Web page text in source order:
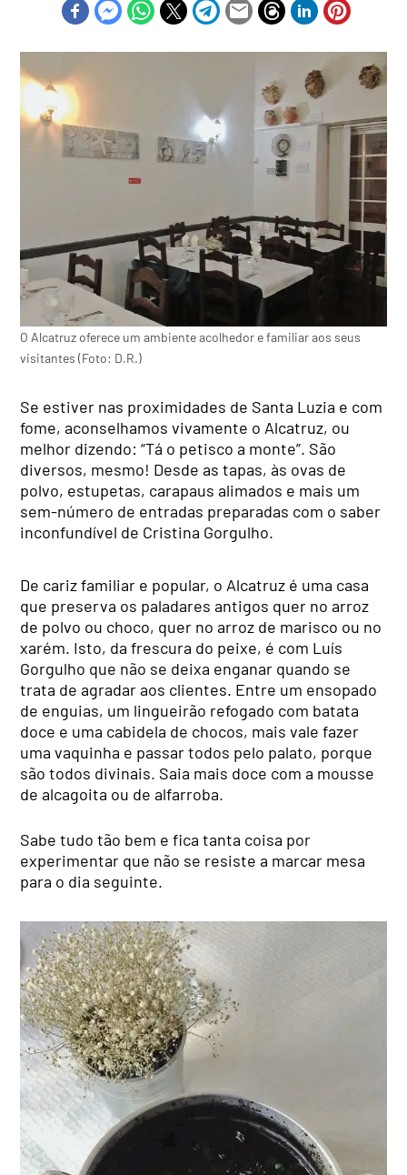
O Alcatruz oferece um ambiente acolhedor e familiar aos seus
visitantes (Foto: D.R.)
Se estiver nas proximidades de Santa Luzia e com
fome, aconselhamos vivamente o Alcatruz, ou
melhor dizendo: “Tá o petisco a monte”. São
diversos, mesmo! Desde as tapas, às ovas de
polvo, estupetas, carapaus alimados e mais um
sem-número de entradas preparadas com o saber
inconfundível de Cristina Gorgulho.
De cariz familiar e popular, o Alcatruz é uma casa
que preserva os paladares antigos quer no arroz
de polvo ou choco, quer no arroz de marisco ou no
xarém. Isto, da frescura do peixe, é com Luís
Gorgulho que não se deixa enganar quando se
trata de agradar aos clientes. Entre um ensopado
de enguias, um lingueirão refogado com batata
doce e uma cabidela de chocos, mais vale fazer
uma vaquinha e passar todos pelo palato, porque
são todos divinais. Saia mais doce com a mousse
de alcagoita ou de alfarroba.
Sabe tudo tão bem e fica tanta coisa por
experimentar que não se resiste a marcar mesa
para o dia seguinte.